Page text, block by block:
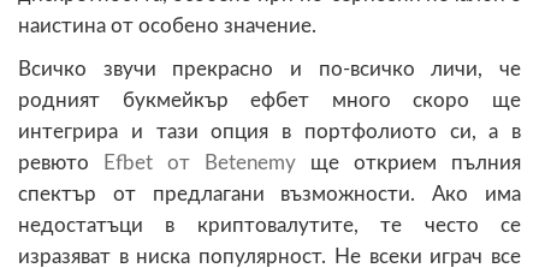
наистина от особено значение.
Всичко звучи прекрасно и по-всичко личи, че
родният букмейкър ефбет много скоро ще
интегрира и тази опция в портфолиото си, а в
ревюто
Efbet от Betenemy ще открием пълния
спектър от предлагани възможности. Ако има
недостатъци в криптовалутите, те често се
изразяват в ниска популярност. Не всеки играч все